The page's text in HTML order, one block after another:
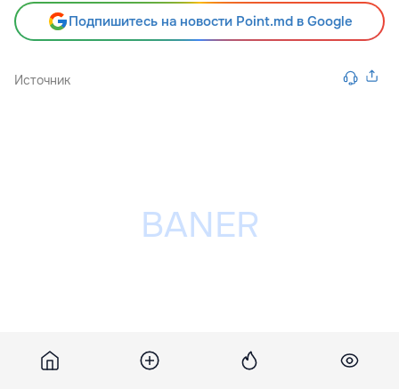
Подпишитесь на новости Point.md в Google
Источник
Разместить рекламу на сайте